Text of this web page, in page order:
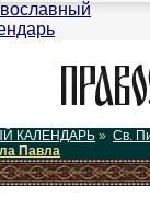
КАЛЕНДАРЬ » Св.
Павла